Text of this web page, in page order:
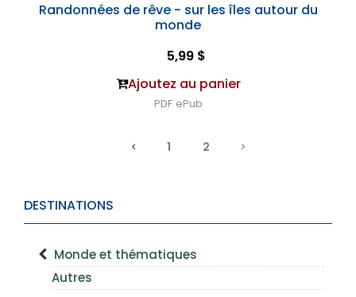
DESTINATIONS
Monde et thématiques
Autres
Randonnées de rêve - sur les îles autour du
monde
5,99 $
Ajoutez au panier
PDF ePub
1 2